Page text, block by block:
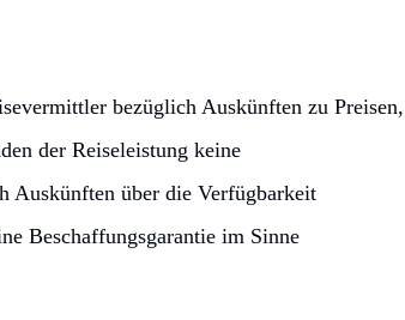
bezüglich Auskünften zu Preisen,
der Reiseleistung keine
Auskünften über die Verfügbarkeit
Beschaffungsgarantie im Sinne